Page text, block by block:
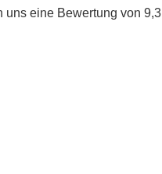
uns eine Bewertung von 9,3